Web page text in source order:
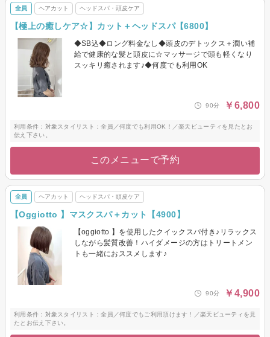
全員 ヘアカット ヘッドスパ・頭皮ケア
【極上の癒しケア☆】カット＋ヘッドスパ【6800】
◆SB込◆ロング料金なし◆頭皮のデトックス＋潤い補
給で健康的な髪と頭皮に☆マッサージで頭も軽くなり
スッキリ癒されます♪◆何度でも利用OK
90分 ￥6,800
利用条件：対象スタイリスト：全員／何度でも利用OK！／楽天ビューティを見たとお
伝え下さい。
このメニューで予約
全員 ヘアカット ヘッドスパ・頭皮ケア
【Oggiotto 】マスクスパ＋カット【4900】
【oggiotto 】を使用したクイックスパ付き♪リラックス
しながら髪質改善！ハイダメージの方はトリートメン
トも一緒におススメします♪
90分 ￥4,900
利用条件：対象スタイリスト：全員／何度でもご利用頂けます！／楽天ビューティを見
たとお伝え下さい。